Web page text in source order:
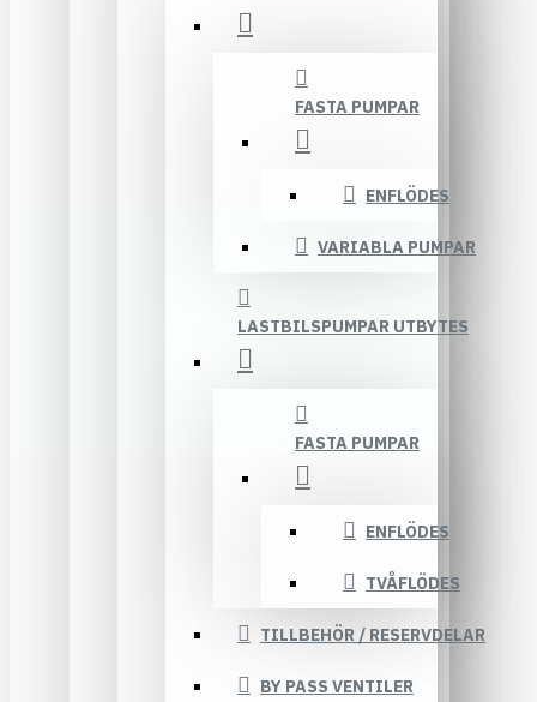
FASTA PUMPAR
ENFLÖDES
VARIABLA PUMPAR
LASTBILSPUMPAR UTBYTES
FASTA PUMPAR
ENFLÖDES
TVÅFLÖDES
TILLBEHÖR / RESERVDELAR
BY PASS VENTILER